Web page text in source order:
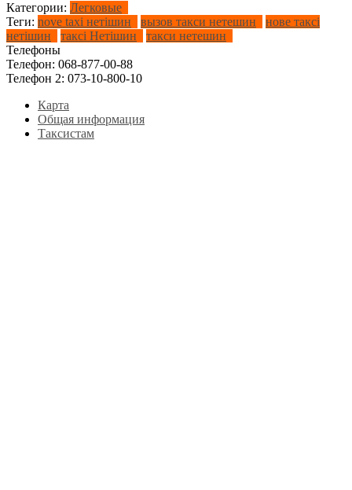
Категории: Легковые
Теги: nove taxi нетішин вызов такси нетешин
нове таксі
нетішин
таксі Нетішин
такси нетешин
Телефоны
Телефон: 068-877-00-88
Телефон 2: 073-10-800-10
Карта
Общая информация
Таксистам